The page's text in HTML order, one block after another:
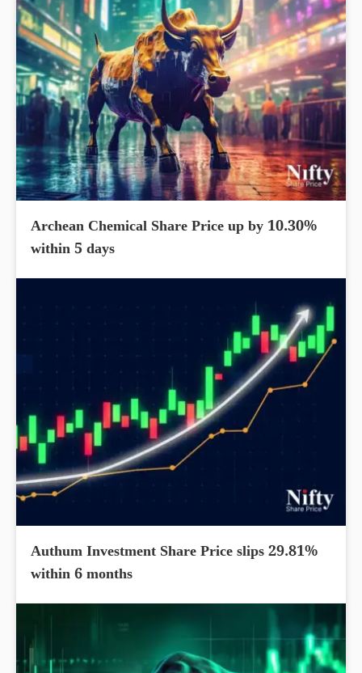
Archean Chemical Share Price up by 10.30%
within 5 days
Authum Investment Share Price slips 29.81%
within 6 months